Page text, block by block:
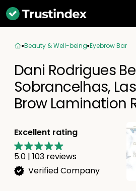
Beauty & Well-being Eyebrow Bar
Dani Rodrigues
Sobrancelhas,
Brow Lamination
Excellent rating
5.0 | 103 reviews
Verified Company